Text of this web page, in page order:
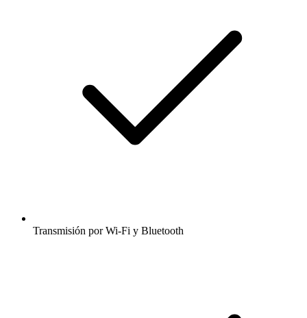
Transmisión por Wi-Fi y Bluetooth